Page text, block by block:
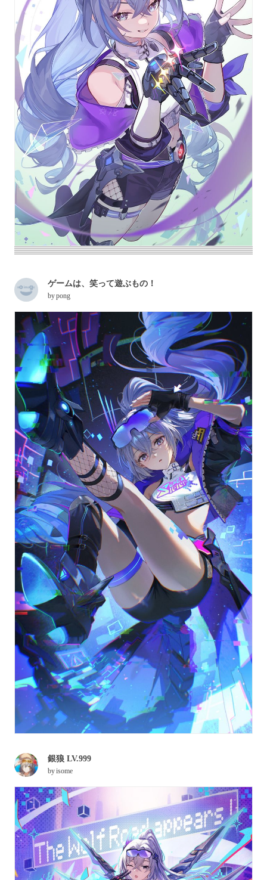
ゲームは、笑って遊ぶもの！
bypong
銀狼 LV.999
byisome